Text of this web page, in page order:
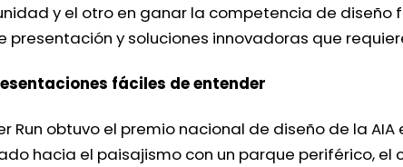
y el otro en ganar la competencia de diseño
presentación y soluciones innovadoras que
fáciles de entender
Run obtuvo el premio nacional de diseño de la
hacia el paisajismo con un parque periférico,